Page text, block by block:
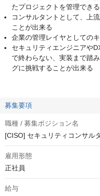
たプロジェクトを管理できる
コンサルタントとして、上
ことが出来る
企業の管理レイヤとしての
セキュリティエンジニアや
で終わらない、実装まで踏
グに挑戦することが出来る
募集要項
職種 / 募集ポジション名
[CISO] セキュリティコンサル
雇用形態
正社員
給与